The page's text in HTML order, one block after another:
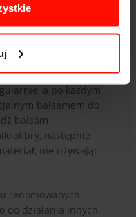
i jest praktycznie
a po każdym
balsamem do
balsam
następnie
nie używając
renomowanych
do działania innych,